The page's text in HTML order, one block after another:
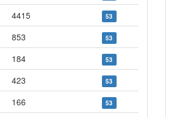
4415 53
853 53
184 53
423 53
166 53